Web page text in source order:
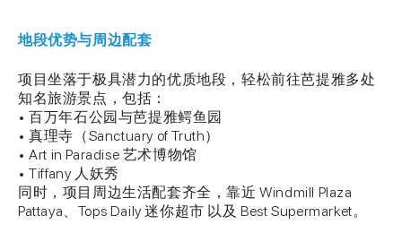
地段优势与周边配套
项目坐落于极具潜力的优质地段，轻松前往芭提雅多处
知名旅游景点，包括：
• 百万年石公园与芭提雅鳄鱼园
• 真理寺（Sanctuary of Truth）
• Art in Paradise 艺术博物馆
• Tiffany 人妖秀
同时，项目周边生活配套齐全，靠近 Windmill Plaza
Pattaya、Tops Daily 迷你超市 以及 Best Supermarket。